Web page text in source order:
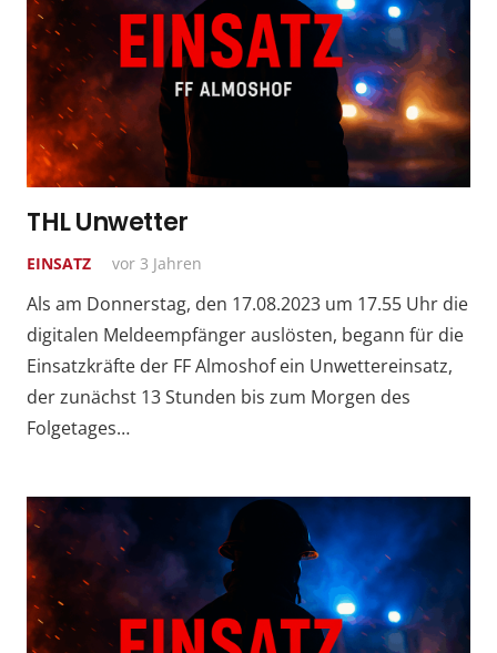
THL Unwetter
EINSATZ vor 3 Jahren
Als am Donnerstag, den 17.08.2023 um 17.55 Uhr die
digitalen Meldeempfänger auslösten, begann für die
Einsatzkräfte der FF Almoshof ein Unwettereinsatz,
der zunächst 13 Stunden bis zum Morgen des
Folgetages…